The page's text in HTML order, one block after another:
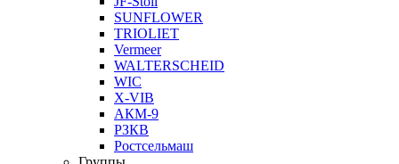
SUNFLOWER
TRIOLIET
Vermeer
WALTERSCHEID
WIC
X-VIB
АКМ-9
РЗКВ
Ростсельмаш